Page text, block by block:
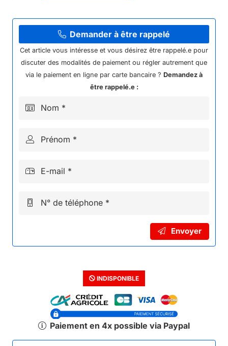
TOILE
KAYO
S70
Demander à être rappelé
Cet article vous intéresse et vous désirez être rappelé.e pour
discuter des modalités de paiement ou régler autrement que
via le paiement en ligne par carte bancaire ? Demandez à
être rappelé.e :
Nom *
Prénom *
E-mail *
N° de téléphone *
Envoyer
INDISPONIBLE
Paiement en 4x possible via Paypal